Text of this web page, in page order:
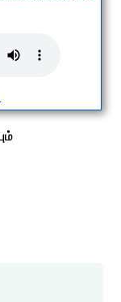
.